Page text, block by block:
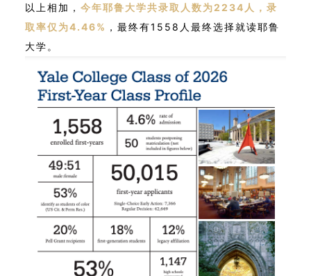
以上相加， 今年耶鲁大学共录取人数为2234人，录
取率仅为4.46% ，最终有1558人最终选择就读耶鲁
大学。